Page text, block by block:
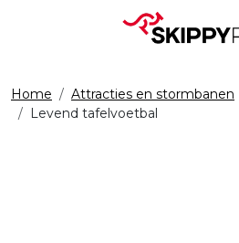
Home Attracties en stormbanen
Levend tafelvoetbal